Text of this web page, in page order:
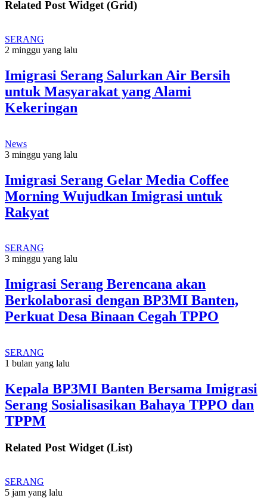
Related Post Widget (Grid)
SERANG
2 minggu yang lalu
Imigrasi Serang Salurkan Air Bersih
untuk Masyarakat yang Alami
Kekeringan
News
3 minggu yang lalu
Imigrasi Serang Gelar Media Coffee
Morning Wujudkan Imigrasi untuk
Rakyat
SERANG
3 minggu yang lalu
Imigrasi Serang Berencana akan
Berkolaborasi dengan BP3MI Banten,
Perkuat Desa Binaan Cegah TPPO
SERANG
1 bulan yang lalu
Kepala BP3MI Banten Bersama Imigrasi
Serang Sosialisasikan Bahaya TPPO dan
TPPM
Related Post Widget (List)
SERANG
5 jam yang lalu